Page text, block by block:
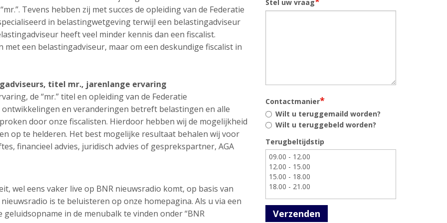
Tevens hebben zij met succes de opleiding van de Federatie
in belastingwetgeving terwijl een belastingadviseur
heeft veel minder kennis dan een fiscalist.
een belastingadviseur, maar om een deskundige fiscalist in
titel mr., jarenlange ervaring
de “mr.” titel en opleiding van de Federatie
en veranderingen betreft belastingen en alle
door onze fiscalisten. Hierdoor hebben wij de mogelijkheid
op te helderen. Het best mogelijke resultaat behalen wij voor
financieel advies, juridisch advies of gesprekspartner, AGA
wel eens vaker live op BNR nieuwsradio komt, op basis van
is te beluisteren op onze homepagina. Als u via een
in de menubalk te vinden onder “BNR
Stel uw vraag
Contactmanier*
Wilt u teruggemaild worden?
Wilt u teruggebeld worden?
Terugbeltijdstip
Verzenden